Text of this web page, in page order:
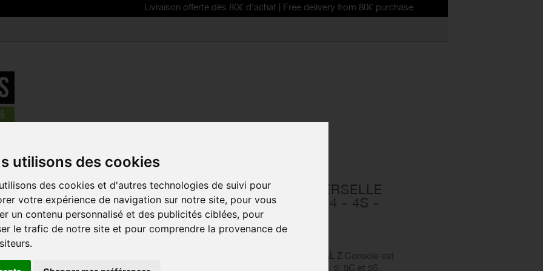
utilisons des cookies
des cookies et d'autres technologies de suivi pour
votre expérience de navigation sur notre site, pour vous
un contenu personnalisé et des publicités ciblées, pour
le trafic de notre site et pour comprendre la provenance de
Livraison offerte dès 80€ d'achat | Free delivery from 80€ purchase
> ZEFAL coque universelle Z CONSOLE iPhone 4 - 4S - 5 - 5S - 5C
ZEFAL COQUE UNIVERSELLE
Z CONSOLE IPHONE 4 - 4S -
5 - 5S - 5C
Référence : 7074
Support pour smartphone, le ZEFAL Z Console est
compatible avec les iPhone® 4, 4S, 5, 5C et 5S.